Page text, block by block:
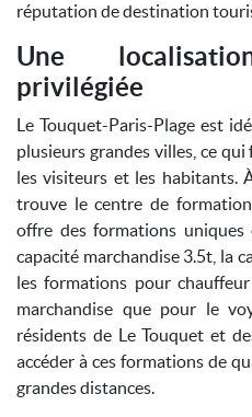
réputation de destination
Une
privilégiée
Le Touquet-Paris-Plage est
plusieurs grandes villes, ce
les visiteurs et les habitants.
trouve le centre de
offre des formations uniques
capacité marchandise 3.5t, la
les formations pour
marchandise que pour le
résidents de Le Touquet et
accéder à ces formations de
grandes distances.